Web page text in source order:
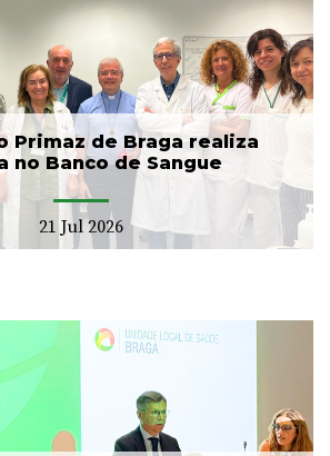
Primaz de Braga realiza
no Banco de Sangue
21 Jul 2026